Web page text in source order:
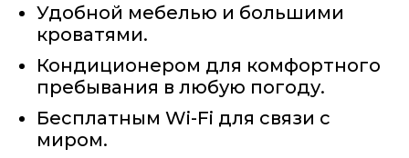
Удобной мебелью и большими
кроватями.
Кондиционером для комфортного
пребывания в любую погоду.
Бесплатным Wi-Fi для связи с
миром.